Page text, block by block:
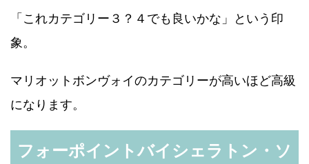
「これカテゴリー３？４でも良いかな」という印
象。
マリオットボンヴォイのカテゴリーが高いほど高級
になります。
フォーポイントバイシェラトン・ソ